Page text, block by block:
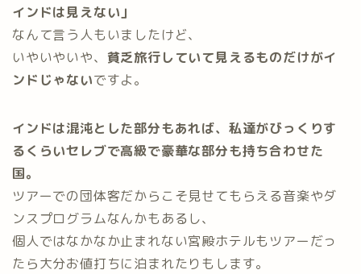
インドは見えない」
なんて言う人もいましたけど、
いやいやいや、 貧乏旅行していて見えるものだけがイ
ンドじゃないですよ。
インドは混沌とした部分もあれば、私達がびっくりす
るくらいセレブで高級で豪華な部分も持ち合わせた
国。
ツアーでの団体客だからこそ見せてもらえる音楽やダ
ンスプログラムなんかもあるし、
個人ではなかなか止まれない宮殿ホテルもツアーだっ
たら大分お値打ちに泊まれたりもします。